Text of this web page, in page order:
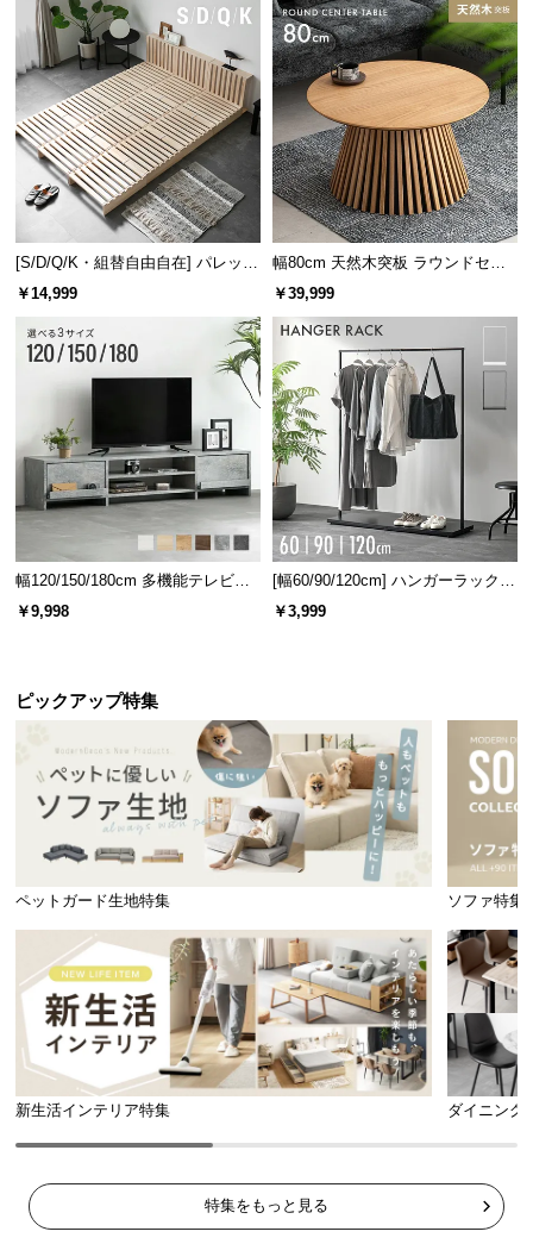
[S/D/Q/K・組替自由自在] パレット
ベッド 8/12/16枚セット
￥14,999
幅80cm 天然木突板 ラウンドセン
ターテーブル 美しい格子デザイン
￥39,999
幅120/150/180cm 多機能テレビボ
ード 木目/石目調 オープン収納・
￥9,998
[幅60/90/120cm] ハンガーラック
スチール 4段階高さ調節 サイドフ
￥3,999
ピックアップ特集
ペットガード生地特集 ソファ特集
新生活インテリア特集 ダイニング
特集をもっと見る